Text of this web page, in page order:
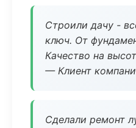
Строили дачу -
ключ. От
Качество на
— Клиент
Сделали ремонт